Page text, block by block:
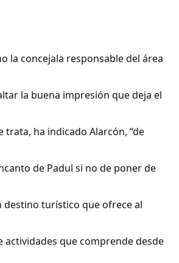
la concejala responsable del área
la buena impresión que deja el
trata, ha indicado Alarcón, “de
de Padul si no de poner de
destino turístico que ofrece al
actividades que comprende desde